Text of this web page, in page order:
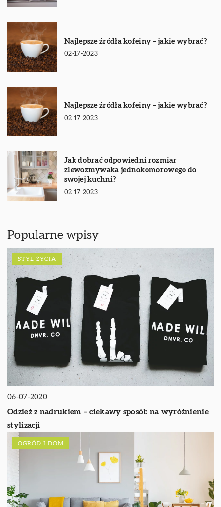
Najlepsze źródła kofeiny – jakie wybrać?
02-17-2023
Najlepsze źródła kofeiny – jakie wybrać?
02-17-2023
Jak dobrać odpowiedni rozmiar
zlewozmywaka jednokomorowego do
swojej kuchni?
02-17-2023
Popularne wpisy
STYL ŻYCIA
06-07-2020
Odzież z nadrukiem – ciekawy sposób na wyróżnienie
stylizacji
OGRÓD I DOM